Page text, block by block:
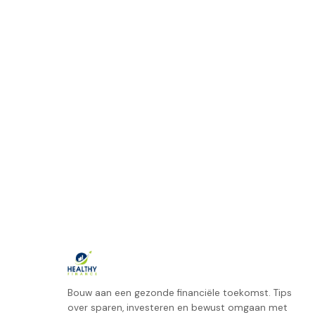
Bouw aan een gezonde financiële toekomst. Tips
over sparen, investeren en bewust omgaan met